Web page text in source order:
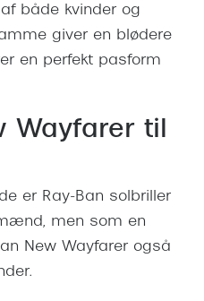
både kvinder og
giver en blødere
en perfekt pasform
Wayfarer til
er Ray-Ban solbriller
men som en
New Wayfarer også